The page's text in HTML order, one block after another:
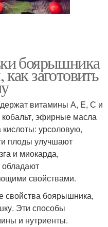
боярышника
заготовить
витамины А, Е, С и
кобальт, эфирные масла
урсоловую,
плоды улучшают
и миокарда,
свойствами.
свойства боярышника,
Эти способы
и нутриенты.